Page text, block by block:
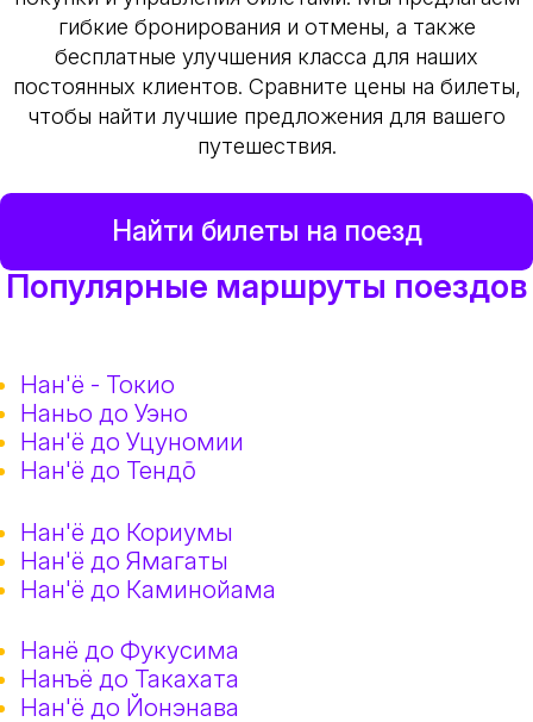
гибкие бронирования и отмены, а также
бесплатные улучшения класса для наших
постоянных клиентов. Сравните цены на билеты,
чтобы найти лучшие предложения для вашего
путешествия.
Найти билеты на поезд
Популярные маршруты поездов
Нан'ё - Токио
Наньо до Уэно
Нан'ё до Уцуномии
Нан'ё до Тендō
Нан'ё до Кориумы
Нан'ё до Ямагаты
Нан'ё до Каминойама
Нанё до Фукусима
Нанъё до Такахата
Нан'ё до Йонэнава